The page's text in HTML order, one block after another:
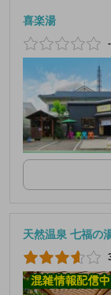
喜楽湯
天然温泉 七福の